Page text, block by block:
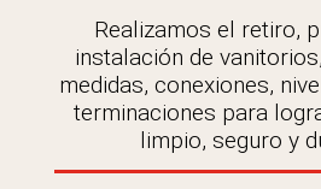
Realizamos el retiro,
instalación de
medidas, conexiones,
terminaciones para
limpio, seguro y